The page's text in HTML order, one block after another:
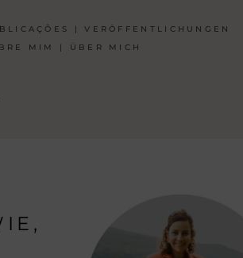
| VERÖFFENTLICHUNGEN
MIM | ÜBER MICH